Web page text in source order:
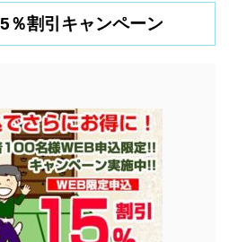
％割引キャンペーン